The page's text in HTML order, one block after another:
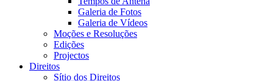
Galeria de Fotos
Galeria de Vídeos
Moções e Resoluções
Edições
Projectos
Direitos
Sítio dos Direitos